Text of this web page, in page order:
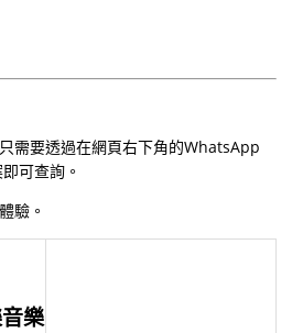
需要透過在網頁右下角的WhatsApp
可查詢。
驗。
樂